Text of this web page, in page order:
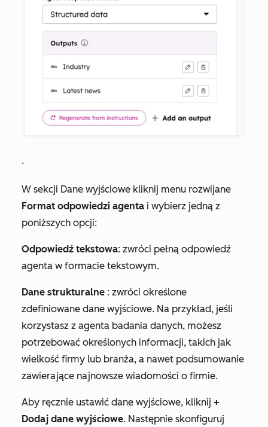
.
W sekcji Dane wyjściowe kliknij menu rozwijane
Format odpowiedzi agenta i wybierz jedną z
poniższych opcji:
Odpowiedź tekstowa: zwróci pełną odpowiedź
agenta w formacie tekstowym.
Dane strukturalne : zwróci określone
zdefiniowane dane wyjściowe. Na przykład, jeśli
korzystasz z agenta badania danych, możesz
potrzebować określonych informacji, takich jak
wielkość firmy lub branża, a nawet podsumowanie
zawierające najnowsze wiadomości o firmie.
Aby ręcznie ustawić dane wyjściowe, kliknij +
Dodaj dane wyjściowe. Następnie skonfiguruj